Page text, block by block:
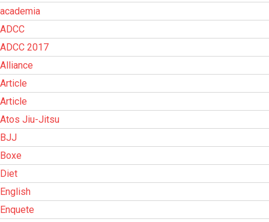
academia
ADCC
ADCC 2017
Alliance
Article
Article
Atos Jiu-Jitsu
BJJ
Boxe
Diet
English
Enquete